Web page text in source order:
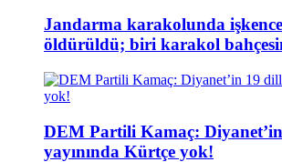
Jandarma karakolunda
öldürüldü; biri karakol
DEM Partili Kamaç:
yayınında Kürtçe yok!